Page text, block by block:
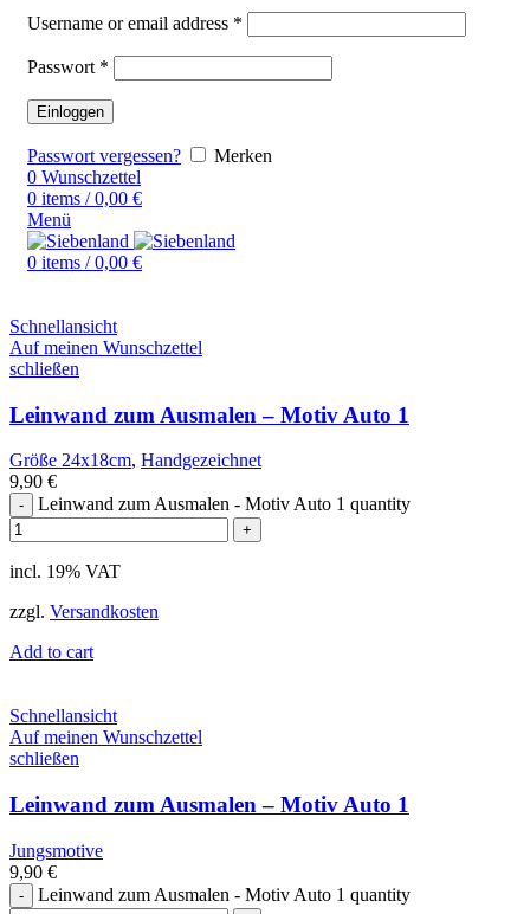
Username or email address *
Passwort *
Einloggen
Passwort vergessen?
Merken
0 Wunschzettel
0 items / 0,00 €
Menü
0 items / 0,00 €
Schnellansicht
Auf meinen Wunschzettel
schließen
Leinwand zum Ausmalen – Motiv Auto 1
Größe 24x18cm, Handgezeichnet
9,90 €
Leinwand zum Ausmalen - Motiv Auto 1 quantity
incl. 19% VAT
zzgl. Versandkosten
Add to cart
Schnellansicht
Auf meinen Wunschzettel
schließen
Leinwand zum Ausmalen – Motiv Auto 1
Jungsmotive
9,90 €
Leinwand zum Ausmalen - Motiv Auto 1 quantity